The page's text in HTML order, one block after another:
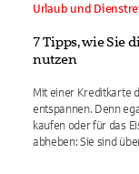
Urlaub und
7 Tipps, wie Sie
nutzen
Mit einer Kreditkarte
entspannen. Denn
kaufen oder für das
abheben: Sie sind